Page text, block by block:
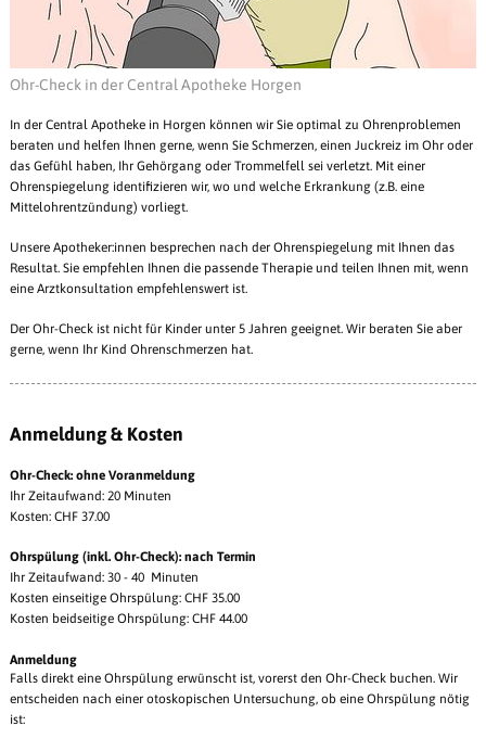
Ohr-Check in der Central Apotheke Horgen
In der Central Apotheke in Horgen können wir Sie optimal zu Ohrenproblemen
beraten und helfen Ihnen gerne, wenn Sie Schmerzen, einen Juckreiz im Ohr oder
das Gefühl haben, Ihr Gehörgang oder Trommelfell sei verletzt. Mit einer
Ohrenspiegelung identifizieren wir, wo und welche Erkrankung (z.B. eine
Mittelohrentzündung) vorliegt.
Unsere Apotheker:innen besprechen nach der Ohrenspiegelung mit Ihnen das
Resultat. Sie empfehlen Ihnen die passende Therapie und teilen Ihnen mit, wenn
eine Arztkonsultation empfehlenswert ist.
Der Ohr-Check ist nicht für Kinder unter 5 Jahren geeignet. Wir beraten Sie aber
gerne, wenn Ihr Kind Ohrenschmerzen hat.
Anmeldung & Kosten
Ohr-Check: ohne Voranmeldung
Ihr Zeitaufwand: 20 Minuten
Kosten: CHF 37.00
Ohrspülung (inkl. Ohr-Check): nach Termin
Ihr Zeitaufwand: 30 - 40 Minuten
Kosten einseitige Ohrspülung: CHF 35.00
Kosten beidseitige Ohrspülung: CHF 44.00
Anmeldung
Falls direkt eine Ohrspülung erwünscht ist, vorerst den Ohr-Check buchen. Wir
entscheiden nach einer otoskopischen Untersuchung, ob eine Ohrspülung nötig
ist: